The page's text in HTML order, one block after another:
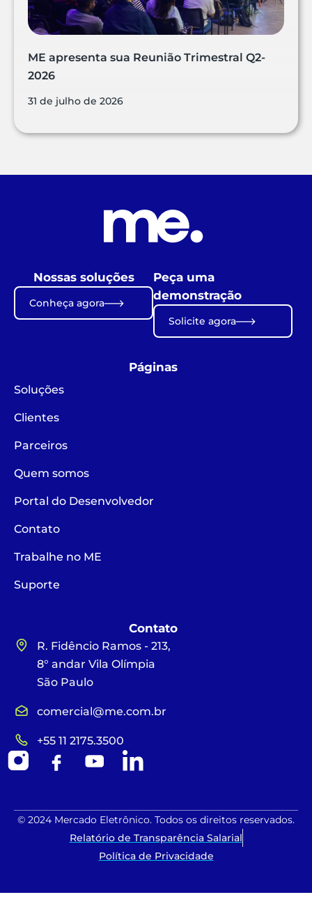
ME apresenta sua Reunião Trimestral Q2-
2026
31 de julho de 2026
Nossas soluções
Conheça agora
Peça uma
demonstração
Solicite agora
Páginas
Soluções
Clientes
Parceiros
Quem somos
Portal do Desenvolvedor
Contato
Trabalhe no ME
Suporte
Contato
R. Fidêncio Ramos - 213,
8° andar Vila Olímpia
São Paulo
comercial@me.com.br
+55 11 2175.3500
© 2024 Mercado Eletrônico. Todos os direitos reservados.
Relatório de Transparência Salarial
Política de Privacidade